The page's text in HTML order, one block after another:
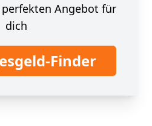
Angebot für
dich
Finder